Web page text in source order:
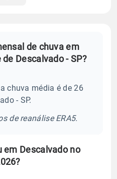
de chuva em
Descalvado - SP?
chuva média é de 26
- SP.
de reanálise ERA5.
em Descalvado no